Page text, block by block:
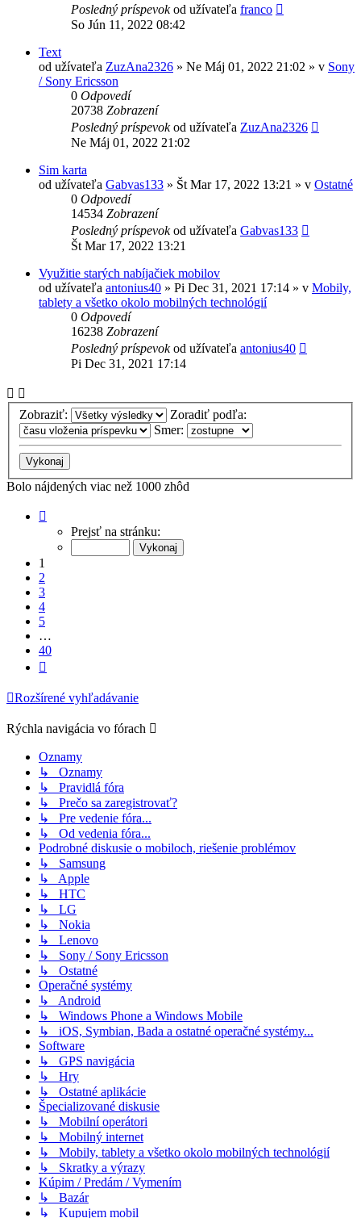
Posledný príspevokod užívateľa franco
So Jún 11, 2022 08:42
Text
od užívateľa ZuzAna2326 » Ne Máj 01, 2022 21:02 » v Sony
/ Sony Ericsson
0 Odpovedí
20738 Zobrazení
Posledný príspevokod užívateľa ZuzAna2326
Ne Máj 01, 2022 21:02
Sim karta
od užívateľa Gabvas133 » Št Mar 17, 2022 13:21 » v Ostatné
0 Odpovedí
14534 Zobrazení
Posledný príspevokod užívateľa Gabvas133
Št Mar 17, 2022 13:21
Využitie starých nabíjačiek mobilov
od užívateľa antonius40 » Pi Dec 31, 2021 17:14 » v Mobily,
tablety a všetko okolo mobilných technológií
0 Odpovedí
16238 Zobrazení
Posledný príspevokod užívateľa antonius40
Pi Dec 31, 2021 17:14
Zobraziť:
Zoradiť podľa:
Smer:
Bolo nájdených viac než 1000 zhôd
Prejsť na stránku:
1
2
3
4
5
…
40
Rozšírené vyhľadávanie
Rýchla navigácia vo fórach
Oznamy
↳ Oznamy
↳ Pravidlá fóra
↳ Prečo sa zaregistrovať?
↳ Pre vedenie fóra...
↳ Od vedenia fóra...
Podrobné diskusie o mobiloch, riešenie problémov
↳ Samsung
↳ Apple
↳ HTC
↳ LG
↳ Nokia
↳ Lenovo
↳ Sony / Sony Ericsson
↳ Ostatné
Operačné systémy
↳ Android
↳ Windows Phone a Windows Mobile
↳ iOS, Symbian, Bada a ostatné operačné systémy...
Software
↳ GPS navigácia
↳ Hry
↳ Ostatné aplikácie
Špecializované diskusie
↳ Mobilní operátori
↳ Mobilný internet
↳ Mobily, tablety a všetko okolo mobilných technológií
↳ Skratky a výrazy
Kúpim / Predám / Vymením
↳ Bazár
↳ Kupujem mobil